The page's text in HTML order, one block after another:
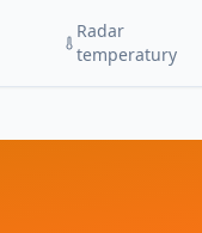
Radar
temperatury